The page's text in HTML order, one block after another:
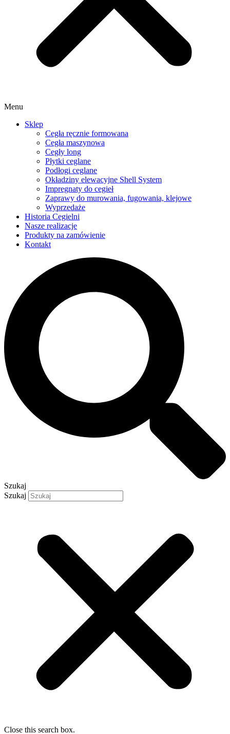
Menu
Sklep
Cegła ręcznie formowana
Cegła maszynowa
Cegły long
Płytki ceglane
Podłogi ceglane
Okładziny elewacyjne Shell System
Impregnaty do cegieł
Zaprawy do murowania, fugowania, klejowe
Wyprzedaże
Historia Cegielni
Nasze realizacje
Produkty na zamówienie
Kontakt
Szukaj
Szukaj
Close this search box.